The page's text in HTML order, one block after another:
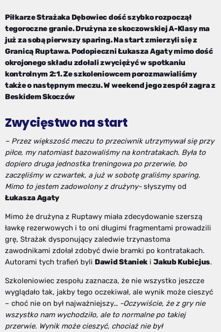
Piłkarze Strażaka Dębowiec dość szybko rozpoczął
tegoroczne granie. Drużyna ze skoczowskiej A-Klasy ma
już za sobą pierwszy sparing. Na start zmierzyli się z
Granicą Ruptawa. Podopieczni Łukasza Agaty mimo dość
okrojonego składu zdołali zwyciężyć w spotkaniu
kontrolnym 2:1. Ze szkoleniowcem porozmawialiśmy
także o następnym meczu. W weekend jego zespół zagra z
Beskidem Skoczów
Zwycięstwo na start
– Przez większość meczu to przeciwnik utrzymywał się przy
piłce, my natomiast bazowaliśmy na kontratakach. Była to
dopiero druga jednostka treningowa po przerwie, bo
zaczęliśmy w czwartek, a już w sobotę graliśmy sparing.
Mimo to jestem zadowolony z drużyny-słyszymy od
Łukasza Agaty
Mimo że drużyna z Ruptawy miała zdecydowanie szerszą
ławkę rezerwowych i to oni długimi fragmentami prowadzili
grę, Strażak dysponujący zaledwie trzynastoma
zawodnikami zdołał zdobyć dwie bramki po kontratakach.
Autorami tych trafień byli Dawid Staniek iJakub Kubicjus.
Szkoleniowiec zespołu zaznacza, że nie wszystko jeszcze
wyglądało tak, jakby tego oczekiwał, ale wynik może cieszyć
– choć nie on był najważniejszy… -Oczywiście, że z gry nie
wszystko nam wychodziło, ale to normalne po takiej
przerwie. Wynik może cieszyć, chociaż nie był